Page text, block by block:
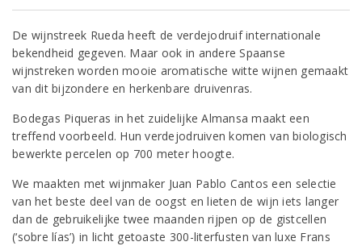
De wijnstreek Rueda heeft de verdejodruif internationale
bekendheid gegeven. Maar ook in andere Spaanse
wijnstreken worden mooie aromatische witte wijnen gemaakt
van dit bijzondere en herkenbare druivenras.
Bodegas Piqueras in het zuidelijke Almansa maakt een
treffend voorbeeld. Hun verdejodruiven komen van biologisch
bewerkte percelen op 700 meter hoogte.
We maakten met wijnmaker Juan Pablo Cantos een selectie
van het beste deel van de oogst en lieten de wijn iets langer
dan de gebruikelijke twee maanden rijpen op de gistcellen
(‘sobre lías’) in licht getoaste 300-literfusten van luxe Frans